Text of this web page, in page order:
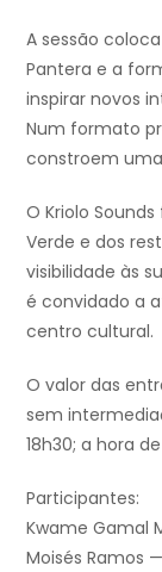
A sessão
Pantera e a
inspirar novos
Num formato
constroem
O Kriolo
Verde e dos
visibilidade às
é convidado a
centro cultural.
O valor das
sem
18h30; a hora
Participantes:
Kwame Gamal
Moisés Ramos